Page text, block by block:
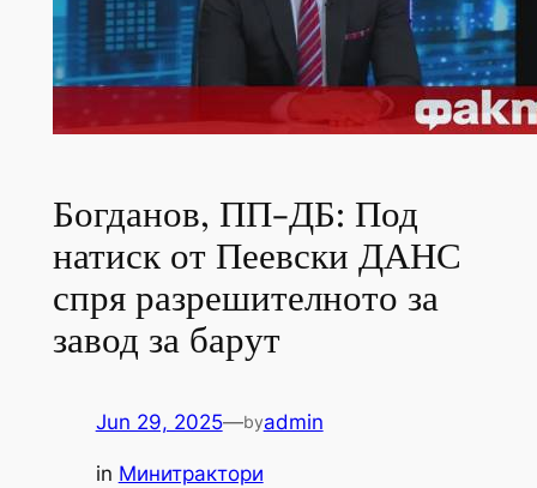
Богданов, ПП-ДБ: Под
натиск от Пеевски ДАНС
спря разрешителното за
завод за барут
Jun 29, 2025—byadmin
in Минитрактори